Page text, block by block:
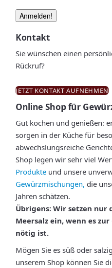
Kontakt
Sie wünschen einen
Rückruf?
JETZT KONTAKT AUFNEHMEN
Online Shop für
Gut kochen und genießen:
sorgen in der Küche für
abwechslungsreiche
Shop legen wir sehr viel
Produkte und unsere
Gewürzmischungen, die
Jahren schätzen.
Übrigens: Wir setzen nur
Meersalz ein, wenn es
nötig ist.
Mögen Sie es süß oder
unserem Shop können Sie